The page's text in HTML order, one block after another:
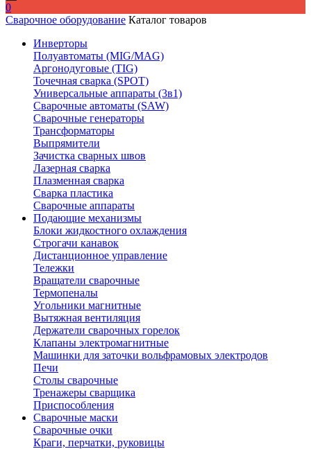
0
Сварочное оборудование Каталог товаров
Инверторы
Полуавтоматы (MIG/MAG)
Аргонодуговые (TIG)
Точечная сварка (SPOT)
Универсальные аппараты (3в1)
Сварочные автоматы (SAW)
Сварочные генераторы
Трансформаторы
Выпрямители
Зачистка сварных швов
Лазерная сварка
Плазменная сварка
Сварка пластика
Сварочные аппараты
Подающие механизмы
Блоки жидкостного охлаждения
Строгачи канавок
Дистанционное управление
Тележки
Вращатели сварочные
Термопеналы
Угольники магнитные
Вытяжная вентиляция
Держатели сварочных горелок
Клапаны электромагнитные
Машинки для заточки вольфрамовых электродов
Печи
Столы сварочные
Тренажеры сварщика
Приспособления
Сварочные маски
Сварочные очки
Краги, перчатки, руковицы